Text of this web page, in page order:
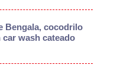
Bengala, cocodrilo
wash cateado